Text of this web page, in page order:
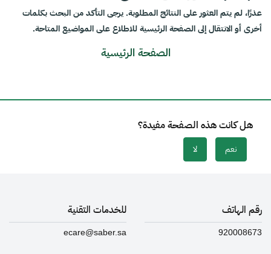
عذرًا، لم يتم العثور على النتائج المطلوبة. يرجى التأكد من البحث بكلمات
أخرى أو الانتقال إلى الصفحة الرئيسية للاطلاع على المواضيع المتاحة.
الصفحة الرئيسية
هل كانت هذه الصفحة مفيدة؟
نعم لا
رقم الهاتف
920008673
للخدمات التقنية
ecare@saber.sa